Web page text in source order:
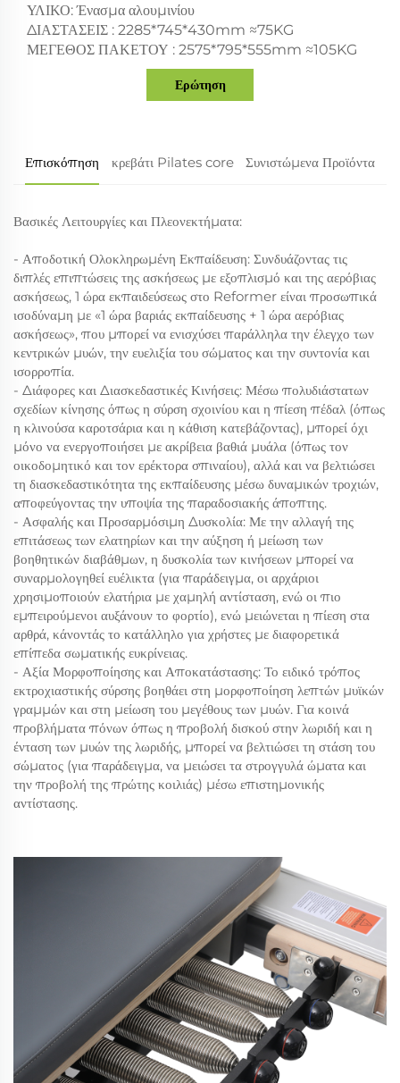
ΥΛΙΚΟ: Ένασμα αλουμινίου
ΔΙΑΣΤΑΣΕΙΣ : 2285*745*430mm ≈75KG
ΜΕΓΕΘΟΣ ΠΑΚΕΤΟΥ : 2575*795*555mm ≈105KG
Ερώτηση
Επισκόπηση κρεβάτι Pilates core Συνιστώμενα Προϊόντα
Βασικές Λειτουργίες και Πλεονεκτήματα:
- Αποδοτική Ολοκληρωμένη Εκπαίδευση: Συνδυάζοντας τις
διπλές επιπτώσεις της ασκήσεως με εξοπλισμό και της αερόβιας
ασκήσεως, 1 ώρα εκπαιδεύσεως στο Reformer είναι προσωπικά
ισοδύναμη με «1 ώρα βαριάς εκπαίδευσης + 1 ώρα αερόβιας
ασκήσεως», που μπορεί να ενισχύσει παράλληλα την έλεγχο των
κεντρικών μυών, την ευελιξία του σώματος και την συντονία και
ισορροπία.
- Διάφορες και Διασκεδαστικές Κινήσεις: Μέσω πολυδιάστατων
σχεδίων κίνησης όπως η σύρση σχοινίου και η πίεση πέδαλ (όπως
η κλινούσα καροτσάρια και η κάθιση κατεβάζοντας), μπορεί όχι
μόνο να ενεργοποιήσει με ακρίβεια βαθιά μυάλα (όπως τον
οικοδομητικό και τον ερέκτορα σπιναίου), αλλά και να βελτιώσει
τη διασκεδαστικότητα της εκπαίδευσης μέσω δυναμικών τροχιών,
αποφεύγοντας την υποψία της παραδοσιακής άποπτης.
- Ασφαλής και Προσαρμόσιμη Δυσκολία: Με την αλλαγή της
επιτάσεως των ελατηρίων και την αύξηση ή μείωση των
βοηθητικών διαβάθμων, η δυσκολία των κινήσεων μπορεί να
συναρμολογηθεί ευέλικτα (για παράδειγμα, οι αρχάριοι
χρησιμοποιούν ελατήρια με χαμηλή αντίσταση, ενώ οι πιο
εμπειρούμενοι αυξάνουν το φορτίο), ενώ μειώνεται η πίεση στα
αρθρά, κάνοντάς το κατάλληλο για χρήστες με διαφορετικά
επίπεδα σωματικής ευκρίνειας.
- Αξία Μορφοποίησης και Αποκατάστασης: Το ειδικό τρόπος
εκτροχιαστικής σύρσης βοηθάει στη μορφοποίηση λεπτών μυϊκών
γραμμών και στη μείωση του μεγέθους των μυών. Για κοινά
προβλήματα πόνων όπως η προβολή δισκού στην λωριδή και η
ένταση των μυών της λωριδής, μπορεί να βελτιώσει τη στάση του
σώματος (για παράδειγμα, να μειώσει τα στρογγυλά ώματα και
την προβολή της πρώτης κοιλιάς) μέσω επιστημονικής
αντίστασης.